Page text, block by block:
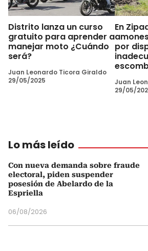
Distrito lanza un curso
gratuito para aprender a
manejar moto ¿Cuándo
será?
Juan Leonardo Ticora Giraldo
29/05/2025
En
por
Juan
29/05/
Lo más leído
Con nueva demanda sobre fraude
electoral, piden suspender
posesión de Abelardo de la
Espriella
06/08/2026